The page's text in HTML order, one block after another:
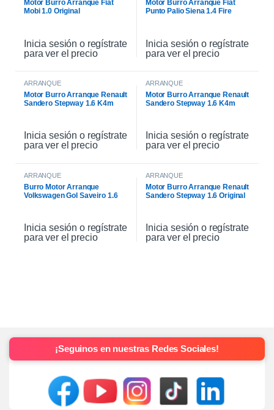
Motor Burro Arranque Fiat
Mobi 1.0 Original
Inicia sesión o regístrate
para ver el precio
Motor Burro Arranque Fiat
Punto Palio Siena 1.4 Fire
Inicia sesión o regístrate
para ver el precio
ARRANQUE
Motor Burro Arranque Renault
Sandero Stepway 1.6 K4m
Inicia sesión o regístrate
para ver el precio
ARRANQUE
Motor Burro Arranque Renault
Sandero Stepway 1.6 K4m
Inicia sesión o regístrate
para ver el precio
ARRANQUE
Burro Motor Arranque
Volkswagen Gol Saveiro 1.6
Inicia sesión o regístrate
para ver el precio
ARRANQUE
Motor Burro Arranque Renault
Sandero Stepway 1.6 Original
Inicia sesión o regístrate
para ver el precio
¡Seguinos en nuestras Redes Sociales!